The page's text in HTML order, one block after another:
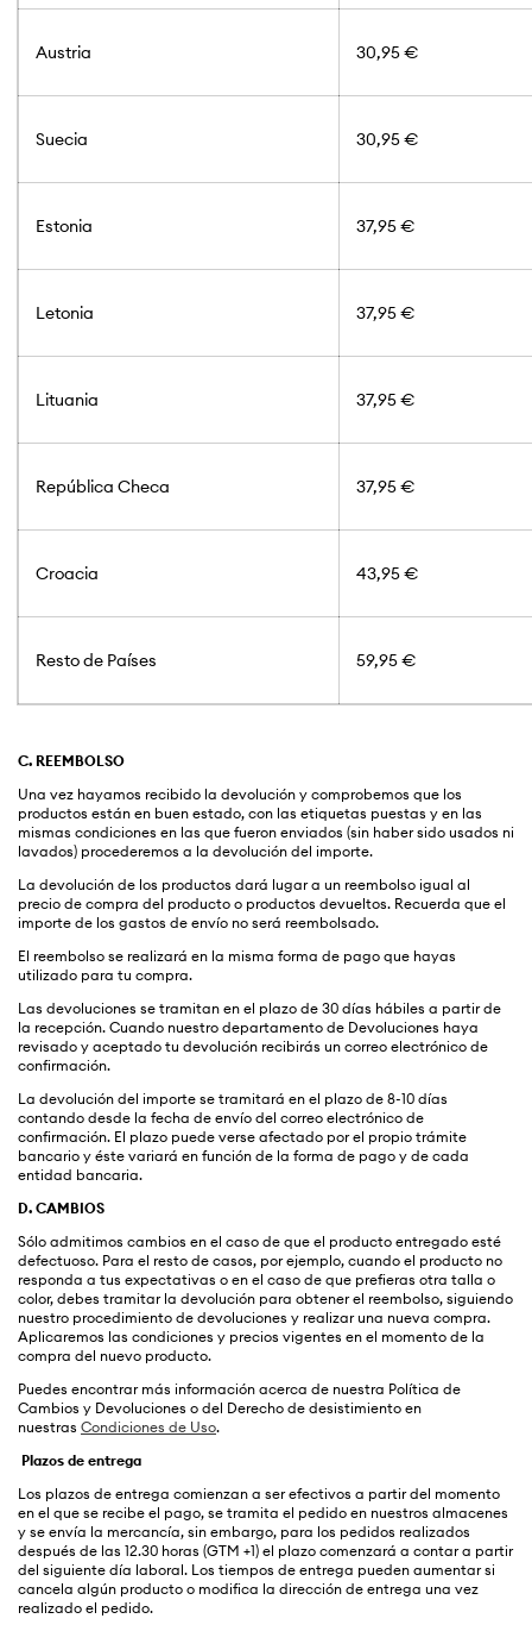
Austria 30,95 €
Suecia 30,95 €
Estonia 37,95 €
Letonia 37,95 €
Lituania 37,95 €
República Checa 37,95 €
Croacia 43,95 €
Resto de Países 59,95 €
C. REEMBOLSO
Una vez hayamos recibido la devolución y comprobemos que los
productos están en buen estado, con las etiquetas puestas y en las
mismas condiciones en las que fueron enviados (sin haber sido usados ni
lavados) procederemos a la devolución del importe.
La devolución de los productos dará lugar a un reembolso igual al
precio de compra del producto o productos devueltos. Recuerda que el
importe de los gastos de envío no será reembolsado.
El reembolso se realizará en la misma forma de pago que hayas
utilizado para tu compra.
Las devoluciones se tramitan en el plazo de 30 días hábiles a partir de
la recepción. Cuando nuestro departamento de Devoluciones haya
revisado y aceptado tu devolución recibirás un correo electrónico de
confirmación.
La devolución del importe se tramitará en el plazo de 8-10 días
contando desde la fecha de envío del correo electrónico de
confirmación. El plazo puede verse afectado por el propio trámite
bancario y éste variará en función de la forma de pago y de cada
entidad bancaria.
D. CAMBIOS
Sólo admitimos cambios en el caso de que el producto entregado esté
defectuoso. Para el resto de casos, por ejemplo, cuando el producto no
responda a tus expectativas o en el caso de que prefieras otra talla o
color, debes tramitar la devolución para obtener el reembolso, siguiendo
nuestro procedimiento de devoluciones y realizar una nueva compra.
Aplicaremos las condiciones y precios vigentes en el momento de la
compra del nuevo producto.
Puedes encontrar más información acerca de nuestra Política de
Cambios y Devoluciones o del Derecho de desistimiento en
nuestras Condiciones de Uso.
Plazos de entrega
Los plazos de entrega comienzan a ser efectivos a partir del momento
en el que se recibe el pago, se tramita el pedido en nuestros almacenes
y se envía la mercancía, sin embargo, para los pedidos realizados
después de las 12.30 horas (GTM +1) el plazo comenzará a contar a partir
del siguiente día laboral. Los tiempos de entrega pueden aumentar si
cancela algún producto o modifica la dirección de entrega una vez
realizado el pedido.